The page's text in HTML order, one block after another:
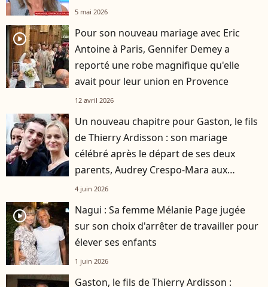
5 mai 2026
player2
Pour son nouveau mariage avec Eric
Antoine à Paris, Gennifer Demey a
reporté une robe magnifique qu'elle
avait pour leur union en Provence
12 avril 2026
Un nouveau chapitre pour Gaston, le fils
de Thierry Ardisson : son mariage
célébré après le départ de ses deux
parents, Audrey Crespo-Mara aux
premières loges
4 juin 2026
player2
Nagui : Sa femme Mélanie Page jugée
sur son choix d'arrêter de travailler pour
élever ses enfants
1 juin 2026
Gaston, le fils de Thierry Ardisson :